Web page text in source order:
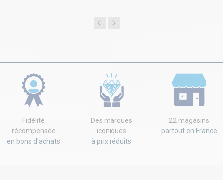
Fidélité
récompensée
en bons d'achats
Des marques
iconiques
à prix réduits
22 magasins
partout en France